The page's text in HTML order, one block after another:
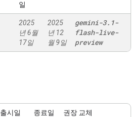
일
2025
년 6월
17일
2025
년 12
월 9일
gemini-3. 1-
flash-live-
preview
출시일 종료일 권장 교체